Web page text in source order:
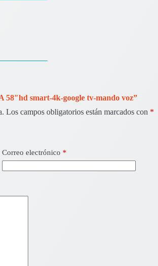
smart-4k-google tv-mando voz”
Los campos obligatorios están marcados con *
Correo electrónico *